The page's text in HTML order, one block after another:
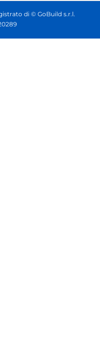
di © GoBuild s.r.l.